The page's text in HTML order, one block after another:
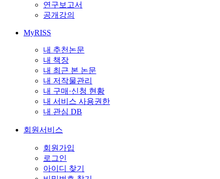
연구보고서
공개강의
MyRISS
내 추천논문
내 책장
내 최근 본 논문
내 저작물관리
내 구매·신청 현황
내 서비스 사용권한
내 관심 DB
회원서비스
회원가입
로그인
아이디 찾기